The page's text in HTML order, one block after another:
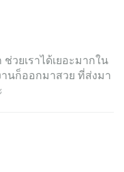
วยเราได้เยอะมากใน
านก็ออกมาสวย ที่ส่งมา